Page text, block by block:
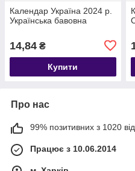
Календар Україна 2024 р.
Українська бавовна
14,84 ₴
Купити
Про нас
99% позитивних з 1020
Працює з 10.06.2014